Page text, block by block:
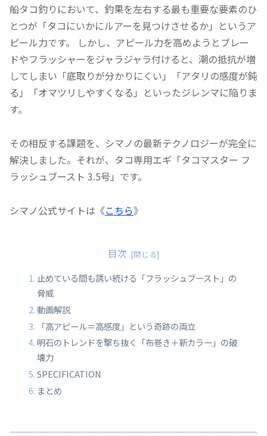
船タコ釣りにおいて、釣果を左右する最も重要な要素のひ
とつが「タコにいかにルアーを見つけさせるか」というア
ピール力です。 しかし、アピール力を高めようとブレー
ドやフラッシャーをジャラジャラ付けると、潮の抵抗が増
してしまい「底取りが分かりにくい」「アタリの感度が鈍
る」「オマツリしやすくなる」といったジレンマに陥りま
す。
その相反する課題を、シマノの最新テクノロジーが完全に
解決しました。それが、タコ専用エギ「タコマスター フ
ラッシュブースト 3.5号」です。
シマノ公式サイトは《こちら》
目次
止めている間も誘い続ける「フラッシュブースト」の
脅威
動画解説
「高アピール＝高感度」という奇跡の両立
明石のトレンドを撃ち抜く「布巻き＋新カラー」の破
壊力
SPECIFICATION
まとめ